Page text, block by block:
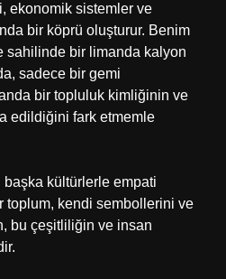
ekonomik sistemler ve
bir köprü oluşturur. Benim
sahilinde bir limanda kalyon
sadece bir gemi
bir topluluk kimliğinin ve
edildiğini fark etmemle
kültürlerle empati
toplum, kendi sembollerini ve
bu çeşitliliğin ve insan